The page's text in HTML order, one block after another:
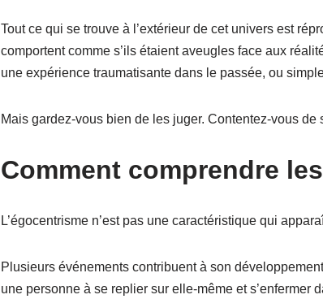
Tout ce qui se trouve à l’extérieur de cet univers est
comportent comme s’ils étaient aveugles face aux
une expérience traumatisante dans le passée, ou
Mais gardez-vous bien de les juger. Contentez-vous
Comment comprendre
L’égocentrisme n’est pas une caractéristique qui
Plusieurs événements contribuent à son
une personne à se replier sur elle-même et s’enfermer